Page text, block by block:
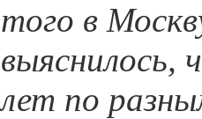
того в
выяснилось,
лет по